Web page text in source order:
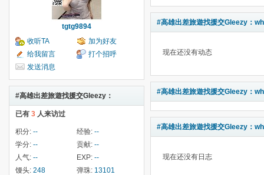
tgtg9894
收听TA
加为好友
给我留言
打个招呼
发送消息
#高雄出差旅遊找援交Gleezy：
why337#左營在校兼職學生 ...
已有 3 人来访过
积分: -- 经验: --
学分: -- 贡献: --
人气: -- EXP: --
馒头: 248 弹珠: 13101
#高雄出差旅遊找援交Gleezy：
现在还没有动态
#高雄出差旅遊找援交Gleezy：
#高雄出差旅遊找援交Gleezy：
现在还没有日志